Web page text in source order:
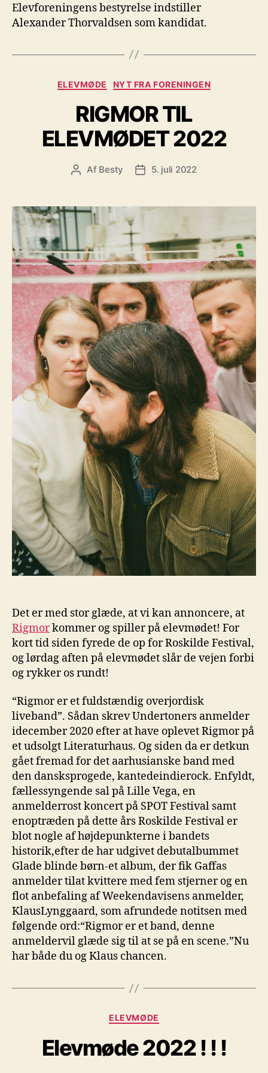
Elevforeningens bestyrelse indstiller
Alexander Thorvaldsen som kandidat.
Kategorier
ELEVMØDE NYT FRA FORENINGEN
RIGMOR TIL
ELEVMØDET 2022
Indlægsforfatter
Af Besty Indlægsdato
5. juli 2022
Det er med stor glæde, at vi kan annoncere, at
Rigmorkommer og spiller på elevmødet! For
kort tid siden fyrede de op for Roskilde Festival,
og lørdag aften på elevmødet slår de vejen forbi
og rykker os rundt!
“Rigmor er et fuldstændig overjordisk
liveband”. Sådan skrev Undertoners anmelder
idecember 2020 efter at have oplevet Rigmor på
et udsolgt Literaturhaus. Og siden da er detkun
gået fremad for det aarhusianske band med
den dansksprogede, kantedeindierock. Enfyldt,
fællessyngende sal på Lille Vega, en
anmelderrost koncert på SPOT Festival samt
enoptræden på dette års Roskilde Festival er
blot nogle af højdepunkterne i bandets
historik,efter de har udgivet debutalbummet
Glade blinde børn-et album, der fik Gaffas
anmelder tilat kvittere med fem stjerner og en
flot anbefaling af Weekendavisens anmelder,
KlausLynggaard, som afrundede notitsen med
følgende ord:“Rigmor er et band, denne
anmeldervil glæde sig til at se på en scene.”Nu
har både du og Klaus chancen.
Kategorier
ELEVMØDE
Elevmøde 2022 ! ! !